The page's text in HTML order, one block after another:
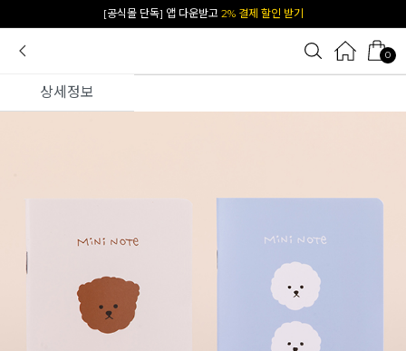
[공식몰 단독] 앱 다운받고 2% 결제 할인 받기
0
상세정보